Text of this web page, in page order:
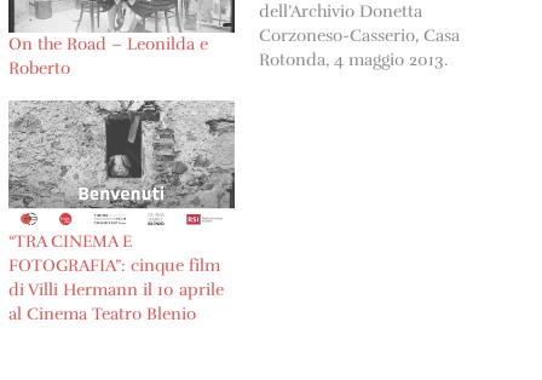
On the Road – Leonilda e
Roberto
dell’Archivio Donetta
Corzoneso-Casserio, Casa
Rotonda, 4 maggio 2013.
“TRA CINEMA E
FOTOGRAFIA”: cinque film
di Villi Hermann il 10 aprile
al Cinema Teatro Blenio